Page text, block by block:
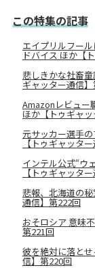
この特集の記事
エイプリルフー
ドバイス ほか【
悲しきかな社畜
ギャッター通信
Amazonレビュー
ほか【トゥギャ
元サッカー選手
【トゥギャッタ
インテル公式“ウ
【トゥギャッタ
悲報、北海道の
通信】第222回
おそロシア 意味
第221回
彼を絶対に落と
信】第220回